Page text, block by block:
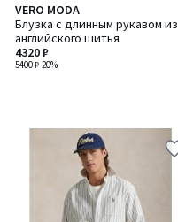
VERO MODA
Блузка с длинным рукавом из
английского шитья
5400 ₽-20%
4320 ₽